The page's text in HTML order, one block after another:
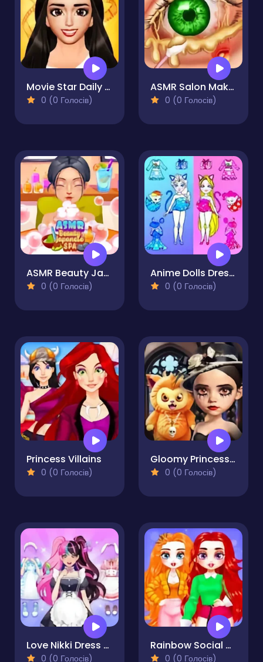
Movie Star Daily Routine
0 (0 Голосів)
ASMR Salon Makeover
0 (0 Голосів)
ASMR Beauty Japanese Spa
0 (0 Голосів)
Anime Dolls Dress Up Games
0 (0 Голосів)
Princess Villains
0 (0 Голосів)
Gloomy Princess Favorite Toy
0 (0 Голосів)
Love Nikki Dress Up
0 (0 Голосів)
Rainbow Social Media Influencers
0 (0 Голосів)